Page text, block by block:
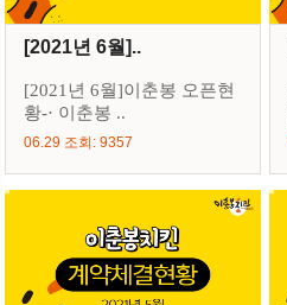
[2021년 6월]..
[2021년 6월]이춘봉 오픈현
황-· 이춘봉 ..
06.29 조회: 9357